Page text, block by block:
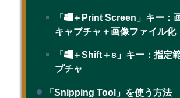
「
＋Print Screen」キー：
キャプチャ＋画像ファイル化
「
＋Shift＋s」キー：指定
プチャ
「Snipping Tool」を使う方法